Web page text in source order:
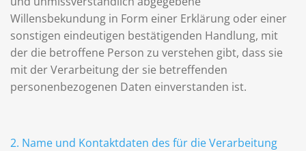
Willensbekundung in Form einer Erklärung oder einer
sonstigen eindeutigen bestätigenden Handlung, mit
der die betroffene Person zu verstehen gibt, dass sie
mit der Verarbeitung der sie betreffenden
personenbezogenen Daten einverstanden ist.
2. Name und Kontaktdaten des für die Verarbeitung